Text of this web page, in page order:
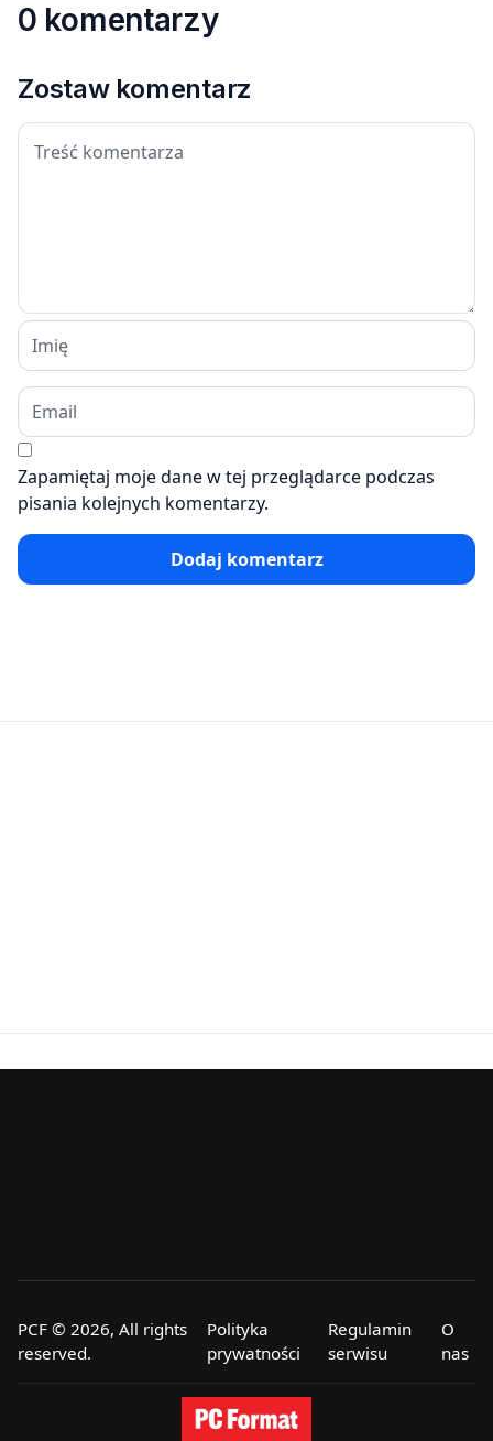
0 komentarzy
Zostaw komentarz
Zapamiętaj moje dane w tej przeglądarce podczas
pisania kolejnych komentarzy.
Dodaj komentarz
PCF © 2026, All rights
reserved.
Polityka
prywatności
Regulamin
serwisu
O
nas